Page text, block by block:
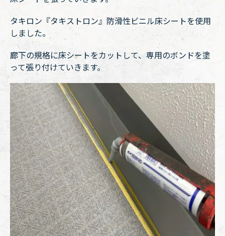
タキロン『タキストロン』防滑性ビニル床シートを使用
しました。
廊下の規格に床シートをカットして、専用のボンドを塗
って張り付けていきます。